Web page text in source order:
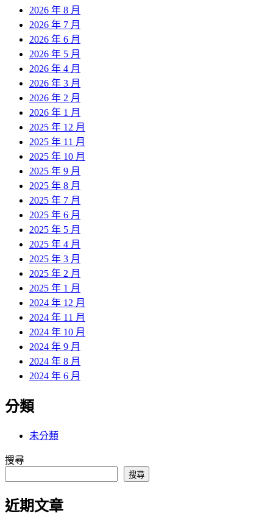
2026 年 8 月
2026 年 7 月
2026 年 6 月
2026 年 5 月
2026 年 4 月
2026 年 3 月
2026 年 2 月
2026 年 1 月
2025 年 12 月
2025 年 11 月
2025 年 10 月
2025 年 9 月
2025 年 8 月
2025 年 7 月
2025 年 6 月
2025 年 5 月
2025 年 4 月
2025 年 3 月
2025 年 2 月
2025 年 1 月
2024 年 12 月
2024 年 11 月
2024 年 10 月
2024 年 9 月
2024 年 8 月
2024 年 6 月
分類
未分類
搜尋
搜尋
近期文章